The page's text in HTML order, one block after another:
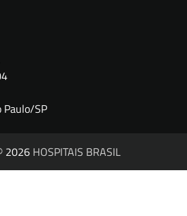
Paulo/SP
2026 HOSPITAIS BRASIL